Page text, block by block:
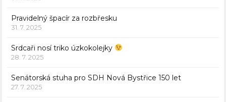
Pravidelný špacír za rozbřesku
31. 7. 2025
Srdcaři nosí triko úzkokolejky
28. 7. 2025
Senátorská stuha pro SDH Nová Bystřice 150 let
27. 7. 2025